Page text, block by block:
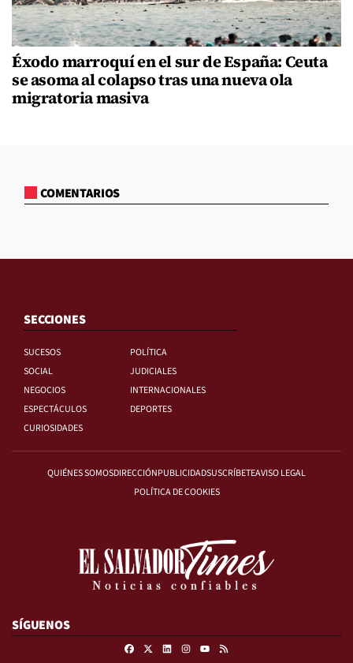
Éxodo marroquí en el sur de España: Ceuta
se asoma al colapso tras una nueva ola
migratoria masiva
COMENTARIOS
SECCIONES
SUCESOS
POLÍTICA
SOCIAL
JUDICIALES
NEGOCIOS
INTERNACIONALES
ESPECTÁCULOS
DEPORTES
CURIOSIDADES
QUIÉNES SOMOSDIRECCIÓNPUBLICIDADSUSCRÍBETEAVISO LEGAL
POLÍTICA DE COOKIES
SÍGUENOS
FacebookLinkedinInstagram